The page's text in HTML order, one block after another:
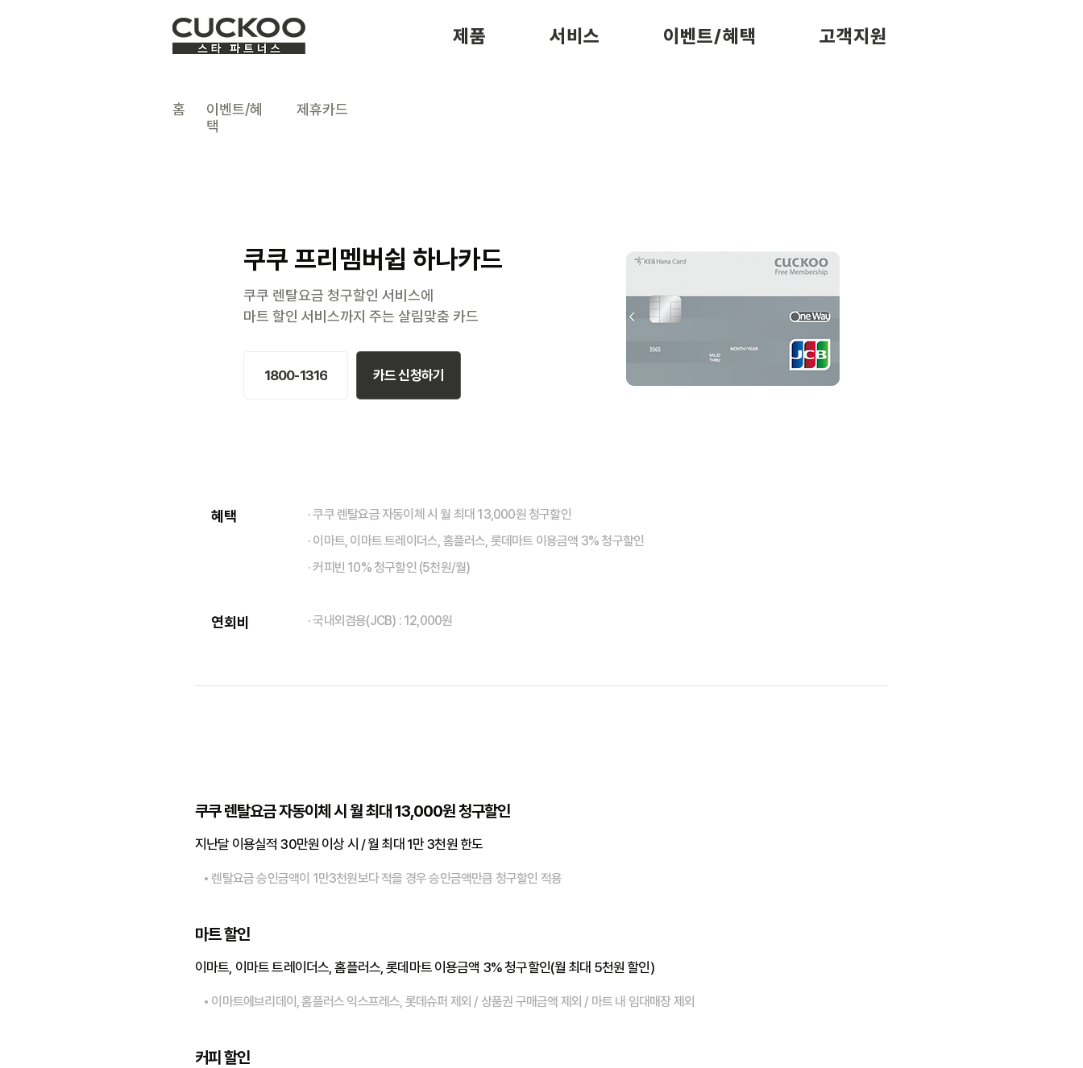
제품 서비스 이벤트/혜택 고객지원
​홈
이벤트/혜
택
​제휴카드
쿠쿠 프리멤버쉽 하나카드
쿠쿠 렌탈요금 청구할인 서비스에
​마트 할인 서비스까지 주는 살림맞춤 카드
1800-1316 카드 신청하기
혜택
· 쿠쿠 렌탈요금 자동이체 시 월 최대 13,000원 청구할인
· 이마트, 이마트 트레이더스, 홈플러스, 롯데마트 이용금액 3% 청구할인
· 커피빈 10% 청구할인 (5천원/월)
연회비 · 국내외겸용(JCB) : 12,000원
​쿠쿠 렌탈요금 자동이체 시 월 최대 13,000원 청구할인
지난달 이용실적 30만원 이상 시 / 월 최대 1만 3천원 한도
• 렌탈요금 승인금액이 1만3천원보다 적을 경우 승인금액만큼 청구할인 적용
마트 할인
이마트, 이마트 트레이더스, 홈플러스, 롯데마트 이용금액 3% 청구할인(월 최대 5천원 할인)
• 이마트에브리데이, 홈플러스 익스프레스, 롯데슈퍼 제외 / 상품권 구매금액 제외 / 마트 내 임대매장 제외
커피 할인